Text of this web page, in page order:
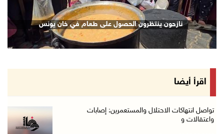
الاحتلال يقتحم كوبر شمال رام الله
08/آب/2026 08:27 م
إصابات بالاختناق خلال مواجهات مع الاحتلال في ...
الاحتلال ينصب حواجز طيارة في محيط مخيم طولكرم ...
مستعمرون يهاجمون قرية أبو فلاح
نازحون ينتظرون الحصول على طعام في خان يونس
اقرأ أيضا
تواصل انتهاكات الاحتلال والمستعمرين: إصابات
واعتقالات و